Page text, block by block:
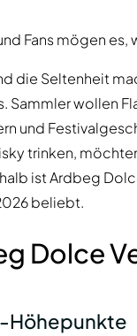
Fans mögen es,
die Seltenheit
Sammler wollen
und
trinken,
ist Ardbeg
beliebt.
Dolce
Höhepunkte